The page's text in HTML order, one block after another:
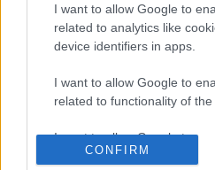
I want to allow Google to
related to analytics like
device identifiers in apps.
I want to allow Google to
related to functionality of the
I want to allow Google to
related to personalization.
CONFIRM
Az 1870-ben alapított New
Egyesült Államok legnagyobb és
legjelentősebb múzeuma, a
pénzügyi évben 5,7 millió